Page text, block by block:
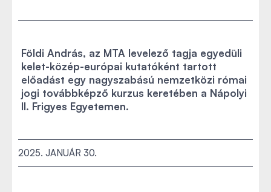
Földi András, az MTA levelező tagja egyedüli
kelet-közép-európai kutatóként tartott
előadást egy nagyszabású nemzetközi római
jogi továbbképző kurzus keretében a Nápolyi
II. Frigyes Egyetemen.
2025. JANUÁR 30.